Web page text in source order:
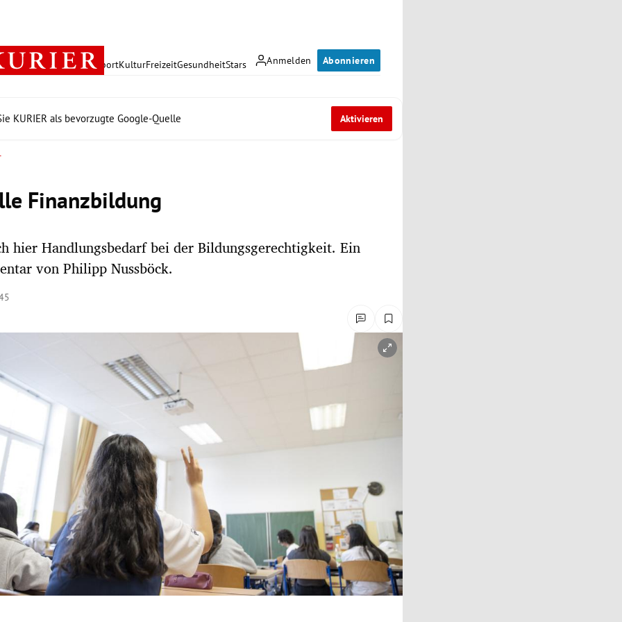
Anmelden Abonnieren
PolitikWirtschaft SportKulturFreizeitGesundheitStars
KURIER als bevorzugte Google-Quelle Aktivieren
Finanzbildung
hier Handlungsbedarf bei der Bildungsgerechtigkeit. Ein
von Philipp Nussböck.
öffnen/schließen